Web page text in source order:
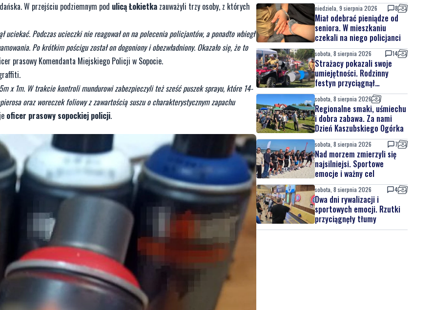
W przejściu podziemnym pod ulicą Łokietka zauważyli trzy osoby, z których
Podczas ucieczki nie reagował on na polecenia policjantów, a ponadto wbiegł
Po krótkim pościgu został on dogoniony i obezwładniony. Okazało się, że to
prasowy Komendanta Miejskiego Policji w Sopocie.
x 1m. W trakcie kontroli mundurowi zabezpieczyli też sześć puszek sprayu, które 14-
oraz woreczek foliowy z zawartością suszu o charakterystycznym zapachu
oficer prasowy sopockiej policji.
niedziela, 9 sierpnia 2026 8
Miał odebrać pieniądze od
seniora. W mieszkaniu
czekali na niego policjanci
sobota, 8 sierpnia 2026 14
Strażacy pokazali swoje
umiejętności. Rodzinny
festyn przyciągnął
mieszkańców oraz gości
sobota, 8 sierpnia 2026
Regionalne smaki, uśmiechu
i dobra zabawa. Za nami
Dzień Kaszubskiego Ogórka
sobota, 8 sierpnia 2026 7
Nad morzem zmierzyli się
najsilniejsi. Sportowe
emocje i ważny cel
sobota, 8 sierpnia 2026 4
Dwa dni rywalizacji i
sportowych emocji. Rzutki
przyciągnęły tłumy